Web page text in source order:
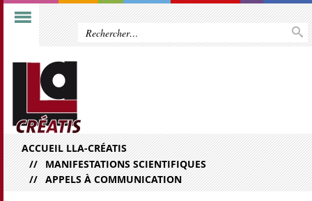
ACCUEIL LLA-CRÉATIS
MANIFESTATIONS SCIENTIFIQUES
APPELS À COMMUNICATION